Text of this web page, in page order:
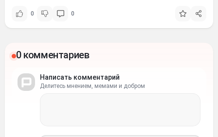
0 0
0 комментариев
Написать комментарий
Делитесь мнением, мемами и добром